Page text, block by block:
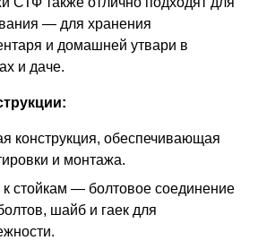
— для хранения
и домашней утвари в
и даче.
конструкция, обеспечивающая
и монтажа.
к стойкам — болтовое соединение
шайб и гаек для